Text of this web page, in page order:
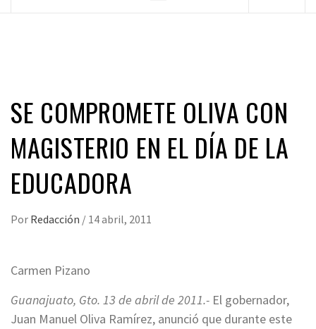
SE COMPROMETE OLIVA CON
MAGISTERIO EN EL DÍA DE LA
EDUCADORA
Por Redacción / 14 abril, 2011
Carmen Pizano
Guanajuato, Gto. 13 de abril de 2011.- El gobernador,
Juan Manuel Oliva Ramírez, anunció que durante este